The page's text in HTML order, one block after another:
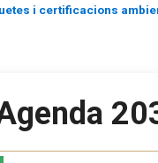
i certificacions